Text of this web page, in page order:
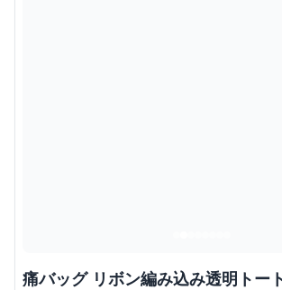
痛バッグ リボン編み込み透明トー